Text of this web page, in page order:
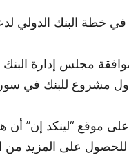
خطة البنك الدولي
للبنك في سوريا
موقع “لينكد إن” أن
للحصول على المزيد من